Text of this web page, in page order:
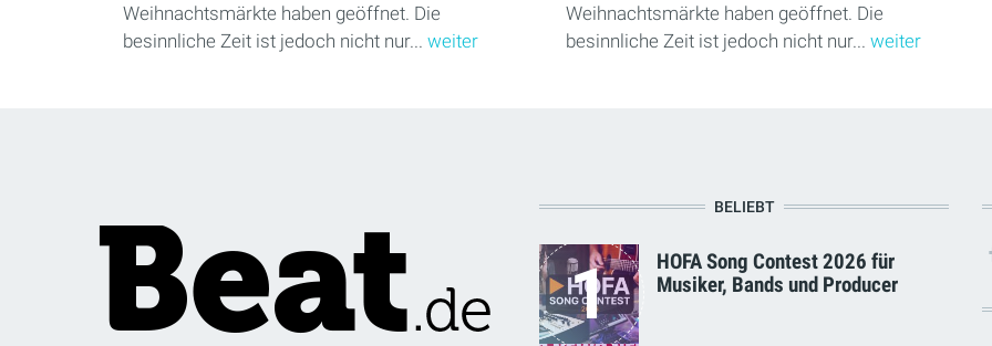
Weihnachtsmärkte haben geöffnet. Die
besinnliche Zeit ist jedoch nicht nur... weiter
Weihnachtsmärkte haben geöffnet. Die
besinnliche Zeit ist jedoch nicht nur... weiter
BELIEBT
1
HOFA Song Contest 2026 für
Musiker, Bands und Producer